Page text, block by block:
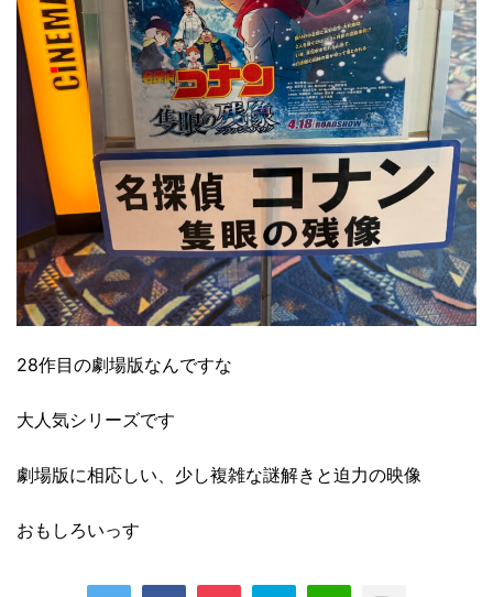
28作目の劇場版なんですな
大人気シリーズです
劇場版に相応しい、少し複雑な謎解きと迫力の映像
おもしろいっす